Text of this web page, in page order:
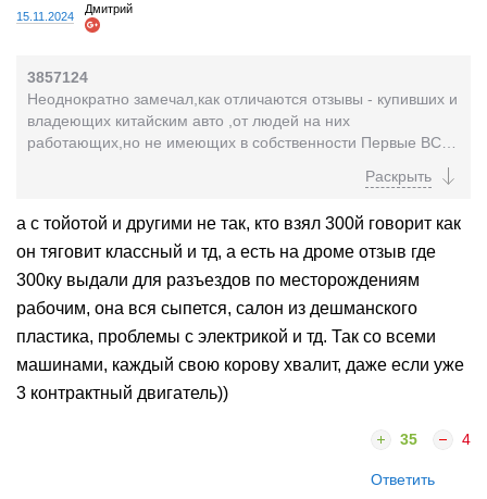
15.11.2024
Дмитрий
3857124
Неоднократно замечал,как отличаются отзывы - купивших и
владеющих китайским авто ,от людей на них
работающих,но не имеющих в собственности Первые ВСЕ
а с тойотой и другими не так, кто взял 300й говорит как
он тяговит классный и тд, а есть на дроме отзыв где
300ку выдали для разъездов по месторождениям
рабочим, она вся сыпется, салон из дешманского
пластика, проблемы с электрикой и тд. Так со всеми
машинами, каждый свою корову хвалит, даже если уже
3 контрактный двигатель))
35 4
Ответить